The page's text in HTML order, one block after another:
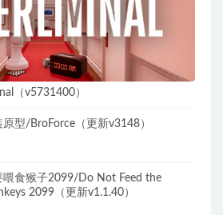
（v5731400）
原型/BroForce（更新v3148）
喂食猴子2099/Do Not Feed the
2099（更新v1.1.40）